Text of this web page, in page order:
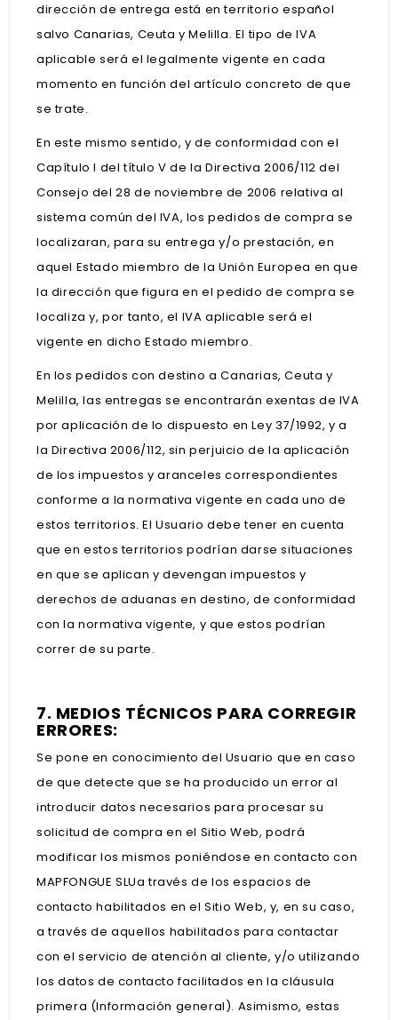
dirección de entrega está en territorio español
salvo Canarias, Ceuta y Melilla. El tipo de IVA
aplicable será el legalmente vigente en cada
momento en función del artículo concreto de que
se trate.
En este mismo sentido, y de conformidad con el
Capítulo I del título V de la Directiva 2006/112 del
Consejo del 28 de noviembre de 2006 relativa al
sistema común del IVA, los pedidos de compra se
localizaran, para su entrega y/o prestación, en
aquel Estado miembro de la Unión Europea en que
la dirección que figura en el pedido de compra se
localiza y, por tanto, el IVA aplicable será el
vigente en dicho Estado miembro.
En los pedidos con destino a Canarias, Ceuta y
Melilla, las entregas se encontrarán exentas de IVA
por aplicación de lo dispuesto en Ley 37/1992, y a
la Directiva 2006/112, sin perjuicio de la aplicación
de los impuestos y aranceles correspondientes
conforme a la normativa vigente en cada uno de
estos territorios. El Usuario debe tener en cuenta
que en estos territorios podrían darse situaciones
en que se aplican y devengan impuestos y
derechos de aduanas en destino, de conformidad
con la normativa vigente, y que estos podrían
correr de su parte.
7. MEDIOS TÉCNICOS PARA CORREGIR
ERRORES:
Se pone en conocimiento del Usuario que en caso
de que detecte que se ha producido un error al
introducir datos necesarios para procesar su
solicitud de compra en el Sitio Web, podrá
modificar los mismos poniéndose en contacto con
MAPFONGUE SLUa través de los espacios de
contacto habilitados en el Sitio Web, y, en su caso,
a través de aquellos habilitados para contactar
con el servicio de atención al cliente, y/o utilizando
los datos de contacto facilitados en la cláusula
primera (Información general). Asimismo, estas